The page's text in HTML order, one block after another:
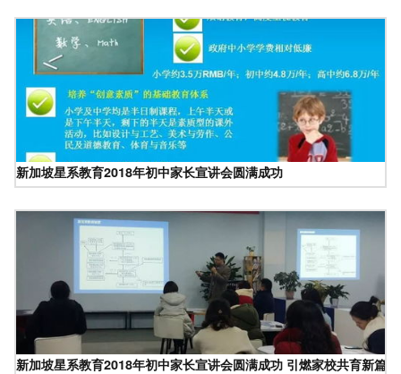
新加坡星系教育2018年初中家长宣讲会圆满成功
新加坡星系教育2018年初中家长宣讲会圆满成功 引燃家校共育新篇章